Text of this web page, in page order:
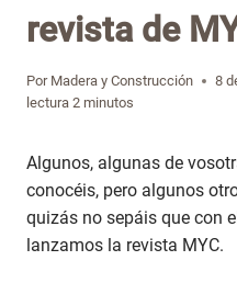
revista de
Por Madera y Construcción
8
lectura 2 minutos
Algunos, algunas de
conocéis, pero algunos
quizás no sepáis que con
lanzamos la revista MYC.